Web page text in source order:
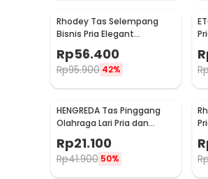
Rhodey Tas Selempang
Bisnis Pria Elegant
Messenger Bag PU Leather
- 9906
Rp56.400
Rp95.900 42%
HENGREDA Tas Pinggang
Olahraga Lari Pria dan
- TM572
Rp21.100
Rp41.900 50%